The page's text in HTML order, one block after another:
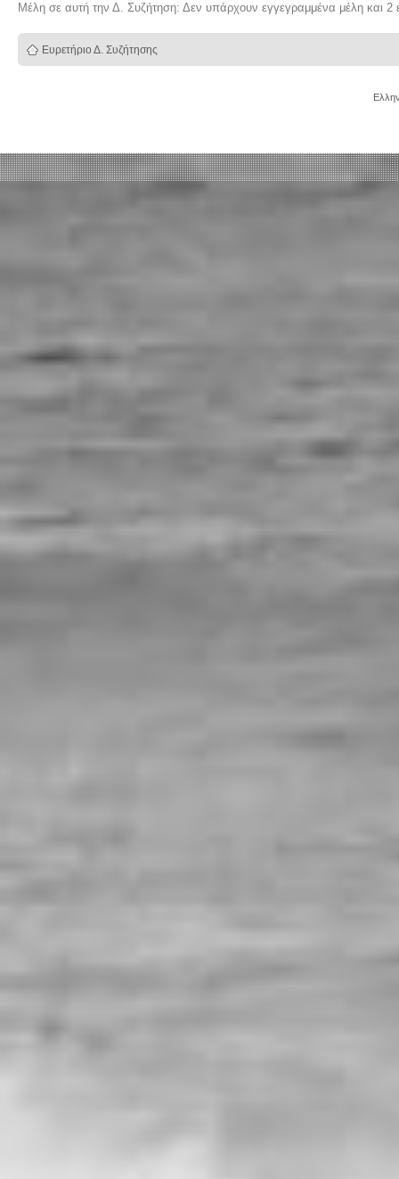
Μέλη σε αυτή την Δ. Συζήτηση: Δεν υπάρχουν εγγεγραμμένα μέλη και 2
Ευρετήριο Δ. Συζήτησης